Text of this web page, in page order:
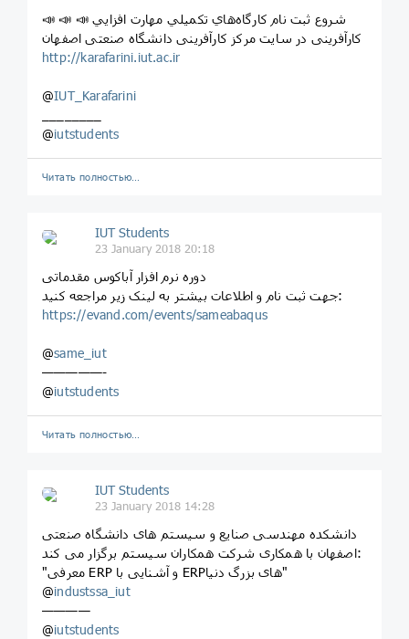
📣 📣 📣 شروع ثبت نام كارگاه‌هاي تكميلي مهارت افزايي
كارآفرينی در سایت مرکز کارآفرینی دانشگاه صنعتی اصفهان
http://karafarini.iut.ac.ir
@IUT_Karafarini
@iutstudents
Читать полностью…
IUT Students
23 January 2018 20:18
دوره نرم افزار آباکوس مقدماتی
جهت ثبت نام و اطلاعات بیشتر به لینک زیر مراجعه کنید:
https://evand.com/events/sameabaqus
@same_iut
—————-
@iutstudents
Читать полностью…
IUT Students
23 January 2018 14:28
دانشکده مهندسی صنایع و سیستم های دانشگاه صنعتی
اصفهان با همکاری شرکت همکاران سیستم برگزار می کند:
"معرفی ERP و آشنایی با ERPهای بزرگ دنیا"
@industssa_iut
————
@iutstudents